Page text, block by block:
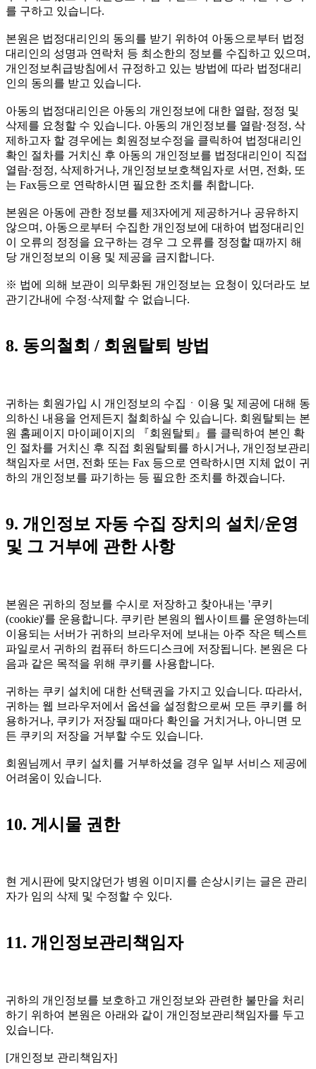
를 구하고 있습니다.
본원은 법정대리인의 동의를 받기 위하여 아동으로부터 법정
대리인의 성명과 연락처 등 최소한의 정보를 수집하고 있으며,
개인정보취급방침에서 규정하고 있는 방법에 따라 법정대리
인의 동의를 받고 있습니다.
아동의 법정대리인은 아동의 개인정보에 대한 열람, 정정 및
삭제를 요청할 수 있습니다. 아동의 개인정보를 열람·정정, 삭
제하고자 할 경우에는 회원정보수정을 클릭하여 법정대리인
확인 절차를 거치신 후 아동의 개인정보를 법정대리인이 직접
열람·정정, 삭제하거나, 개인정보보호책임자로 서면, 전화, 또
는 Fax등으로 연락하시면 필요한 조치를 취합니다.
본원은 아동에 관한 정보를 제3자에게 제공하거나 공유하지
않으며, 아동으로부터 수집한 개인정보에 대하여 법정대리인
이 오류의 정정을 요구하는 경우 그 오류를 정정할 때까지 해
당 개인정보의 이용 및 제공을 금지합니다.
※ 법에 의해 보관이 의무화된 개인정보는 요청이 있더라도 보
관기간내에 수정·삭제할 수 없습니다.
8. 동의철회 / 회원탈퇴 방법
귀하는 회원가입 시 개인정보의 수집ㆍ이용 및 제공에 대해 동
의하신 내용을 언제든지 철회하실 수 있습니다. 회원탈퇴는 본
원 홈페이지 마이페이지의 『회원탈퇴』를 클릭하여 본인 확
인 절차를 거치신 후 직접 회원탈퇴를 하시거나, 개인정보관리
책임자로 서면, 전화 또는 Fax 등으로 연락하시면 지체 없이 귀
하의 개인정보를 파기하는 등 필요한 조치를 하겠습니다.
9. 개인정보 자동 수집 장치의 설치/운영
및 그 거부에 관한 사항
본원은 귀하의 정보를 수시로 저장하고 찾아내는 '쿠키
(cookie)'를 운용합니다. 쿠키란 본원의 웹사이트를 운영하는데
이용되는 서버가 귀하의 브라우저에 보내는 아주 작은 텍스트
파일로서 귀하의 컴퓨터 하드디스크에 저장됩니다. 본원은 다
음과 같은 목적을 위해 쿠키를 사용합니다.
귀하는 쿠키 설치에 대한 선택권을 가지고 있습니다. 따라서,
귀하는 웹 브라우저에서 옵션을 설정함으로써 모든 쿠키를 허
용하거나, 쿠키가 저장될 때마다 확인을 거치거나, 아니면 모
든 쿠키의 저장을 거부할 수도 있습니다.
회원님께서 쿠키 설치를 거부하셨을 경우 일부 서비스 제공에
어려움이 있습니다.
10. 게시물 권한
현 게시판에 맞지않던가 병원 이미지를 손상시키는 글은 관리
자가 임의 삭제 및 수정할 수 있다.
11. 개인정보관리책임자
귀하의 개인정보를 보호하고 개인정보와 관련한 불만을 처리
하기 위하여 본원은 아래와 같이 개인정보관리책임자를 두고
있습니다.
[개인정보 관리책임자]